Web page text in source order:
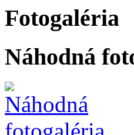
Fotogaléria
Náhodná